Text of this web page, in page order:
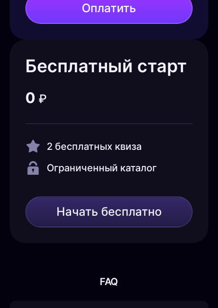
Бесплатный старт
0 ₽
2 бесплатных квиза
Ограниченный каталог
Начать бесплатно
Оплатить
FAQ